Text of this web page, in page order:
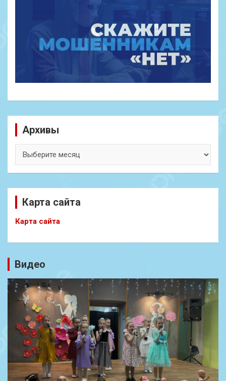
Архивы
Карта сайта
Карта сайта
Видео